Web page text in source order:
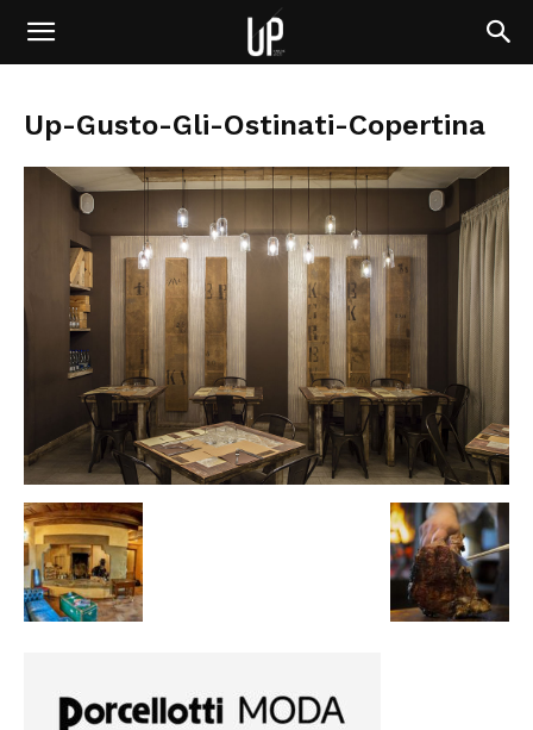
Up-Gusto-Gli-Ostinati-Copertina